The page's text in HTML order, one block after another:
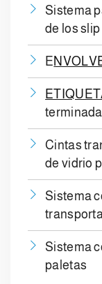
Sistema
de los
E
Cintas
de vidrio
Sistema
Sistema
paletas